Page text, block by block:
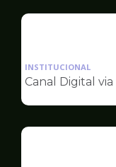
INSTITUCIONAL
Canal Digital via